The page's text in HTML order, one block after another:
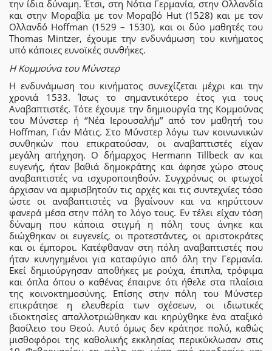
την ίδια δύναμη. Έτσι, στη Νότια Γερμανία, στην Ολλανδία
και στην Μοραβία με τον Μοραβό Hut (1528) και με τον
Ολλανδό Hoffman (1529 – 1530), και οι δύο μαθητές του
Thomas Mintzer, έχουμε την ενδυνάμωση του κινήματος
υπό κάποιες ευνοϊκές συνθήκες.
Η Κομμούνα του Μύνστερ
Η ενδυνάμωση του κινήματος συνεχίζεται μέχρι και την
χρονιά 1533. Ίσως το σημαντικότερο έτος για τους
Αναβαπτιστές. Τότε έχουμε την δημιουργία της Κομμούνας
του Μύνστερ ή ‘’Νέα Ιερουσαλήμ’’ από τον μαθητή του
Hoffman, Γιάν Μάτις. Στο Μύνστερ λόγω των κοινωνικών
συνθηκών που επικρατούσαν, οι αναβαπτιστές είχαν
μεγάλη απήχηση. Ο δήμαρχος Hermann Tillbeck αν και
ευγενής, ήταν βαθιά δημοκράτης και άφησε χώρο στους
αναβαπτιστές να ισχυροποιηθούν. Συγχρόνως οι φτωχοί
άρχισαν να αμφισβητούν τις αρχές και τις συντεχνίες τόσο
ώστε οι αναβαπτιστές να βγαίνουν και να κηρύττουν
φανερά μέσα στην πόλη το λόγο τους. Εν τέλει είχαν τόση
δύναμη που κάποια στιγμή η πόλη τους άνηκε και
διώχθηκαν οι ευγενείς, οι προτεστάντες, οι αριστοκράτες
και οι έμποροι. Κατέφθαναν στη πόλη αναβαπτιστές που
ήταν κυνηγημένοι για καταφύγιο από όλη την Γερμανία.
Εκεί δημιούργησαν αποθήκες με ρούχα, έπιπλα, τρόφιμα
και όπλα όπου ο καθένας έπαιρνε ότι ήθελε στα πλαίσια
της κοινοκτημοσύνης. Επίσης στην πόλη του Μύνστερ
επικράτησε η ελευθερία των σχέσεων, οι ιδιωτικές
ιδιοκτησίες απαλλοτριώθηκαν και κηρύχθηκε ένα αταξικό
βασίλειο του Θεού. Αυτό όμως δεν κράτησε πολύ, καθώς
μισθοφόροι της καθολικής εκκλησίας περικύκλωσαν στις